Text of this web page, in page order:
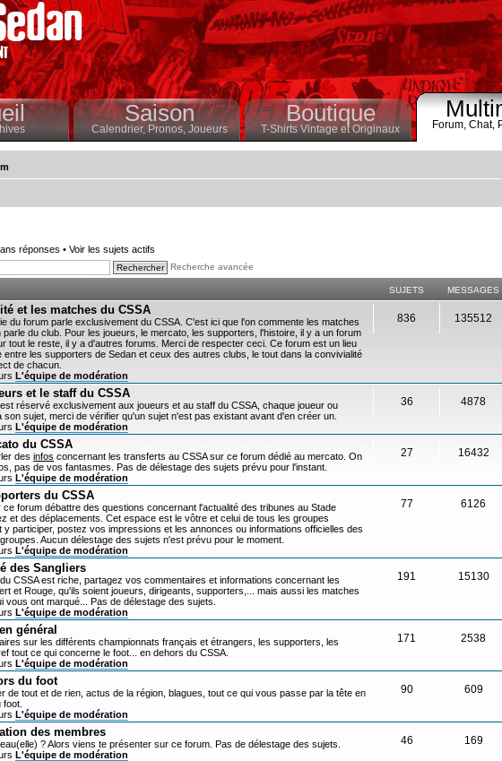
Saison
Calendrier,Pronos, Joueurs
Boutique
T-Shirts Vintage et Originaux Forum, Chat,
réponses • Voir les sujets actifs
Recherche avancée
SUJETS MESSAGES
et les matches du CSSA
du forum parle exclusivement du CSSA. C'est ici que l'on commente les matches
parle du club. Pour les joueurs, le mercato, les supporters, l'histoire, il y a un forum
tout le reste, il y a d'autres forums. Merci de respecter ceci. Ce forum est un lieu
entre les supporters de Sedan et ceux des autres clubs, le tout dans la convivialité
de chacun.
L'équipe de modération
836 135512
et le staff du CSSA
réservé exclusivement aux joueurs et au staff du CSSA, chaque joueur ou
son sujet, merci de vérifier qu'un sujet n'est pas existant avant d'en créer un.
L'équipe de modération
36 4878
du CSSA
des infos concernant les transferts au CSSA sur ce forum dédié au mercato. On
pas de vos fantasmes. Pas de délestage des sujets prévu pour l'instant.
L'équipe de modération
27 16432
du CSSA
ce forum débattre des questions concernant l'actualité des tribunes au Stade
et des déplacements. Cet espace est le vôtre et celui de tous les groupes
y participer, postez vos impressions et les annonces ou informations officielles des
Aucun délestage des sujets n'est prévu pour le moment.
L'équipe de modération
77 6126
des Sangliers
CSSA est riche, partagez vos commentaires et informations concernant les
et Rouge, qu'ils soient joueurs, dirigeants, supporters,... mais aussi les matches
vous ont marqué... Pas de délestage des sujets.
L'équipe de modération
191 15130
général
sur les différents championnats français et étrangers, les supporters, les
tout ce qui concerne le foot... en dehors du CSSA.
L'équipe de modération
171 2538
du foot
de tout et de rien, actus de la région, blagues, tout ce qui vous passe par la tête en
L'équipe de modération
90 609
des membres
? Alors viens te présenter sur ce forum. Pas de délestage des sujets.
L'équipe de modération
46 169